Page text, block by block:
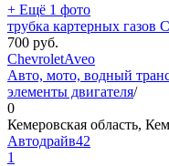
+ Ещё 1 фото
трубка картерных газов
700 руб.
ChevroletAveo
Авто, мото, водный
элементы двигателя/
0
Кемеровская область,
Автодрайв42
1